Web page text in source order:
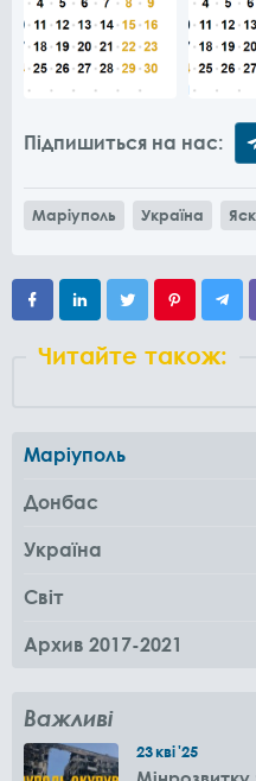
Підпишиться на нас:
Маріуполь Україна
Читайте також:
Маріуполь
Донбас
Україна
Світ
Архив 2017-2021
Важливі
23кві'25